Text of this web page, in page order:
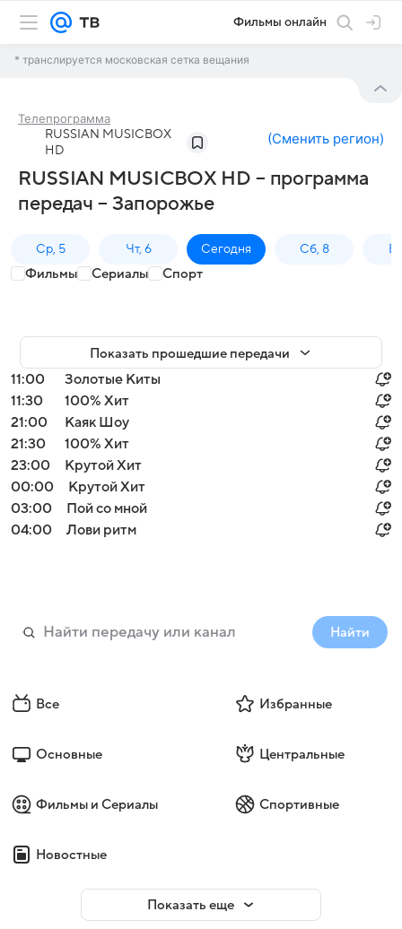
Фильмы онлайн
* транслируется московская сетка вещания
Телепрограмма
RUSSIAN MUSICBOX
HD
(Сменить регион)
RUSSIAN MUSICBOX HD – программа
передач – Запорожье
Ср, 5 Чт, 6 Сегодня Сб, 8
Фильмы Сериалы Спорт
Показать прошедшие передачи
11:00
Золотые Киты
11:30
100% Хит
21:00
Каяк Шоу
21:30
100% Хит
23:00
Крутой Хит
00:00
Крутой Хит
03:00
Пой со мной
04:00
Лови ритм
Найти
Все Избранные
Основные Центральные
Фильмы и Сериалы Спортивные
Новостные
Показать еще